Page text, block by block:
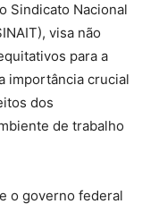
Sindicato Nacional
visa não
para a
importância crucial
dos
de trabalho
o governo federal